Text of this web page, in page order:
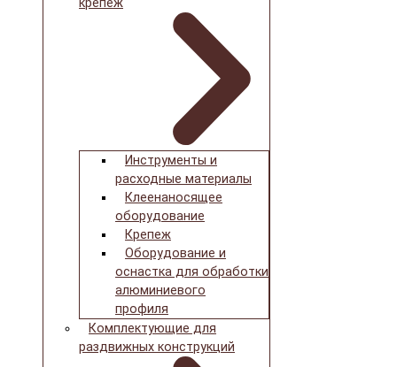
крепеж
Инструменты и
расходные материалы
Клеенаносящее
оборудование
Крепеж
Оборудование и
оснастка для обработки
алюминиевого
профиля
Комплектующие для
раздвижных конструкций